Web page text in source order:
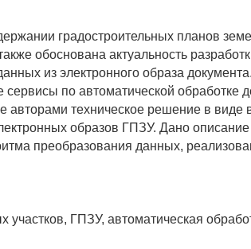
градостроительных планов
обоснована актуальность
из электронного образа документа.
по автоматической обработке
авторами техническое решение в виде
образов ГПЗУ. Дано описание
преобразования данных,
участков, ГПЗУ, автоматическая